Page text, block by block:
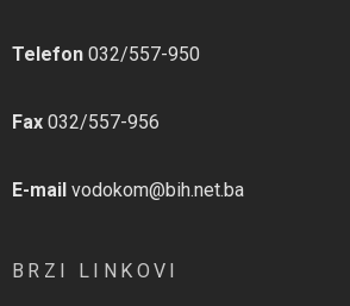
Telefon 032/557-950
Fax 032/557-956
E-mail vodokom@bih.net.ba
BRZI LINKOVI